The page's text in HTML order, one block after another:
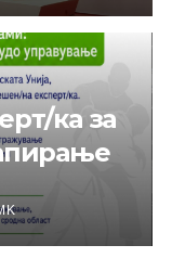
ка за